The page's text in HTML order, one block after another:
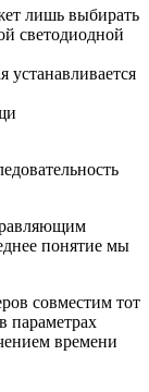
лишь выбирать
светодиодной
понятие мы
совместим тот
параметрах
времени